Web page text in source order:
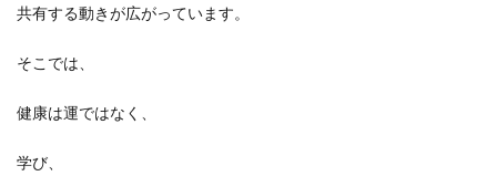
共有する動きが広がっています。
そこでは、
健康は運ではなく、
学び、